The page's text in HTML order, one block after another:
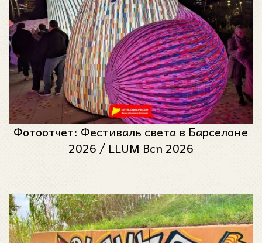
Фотоотчет: Фестиваль света в Барселоне
2026 / LLUM Bcn 2026